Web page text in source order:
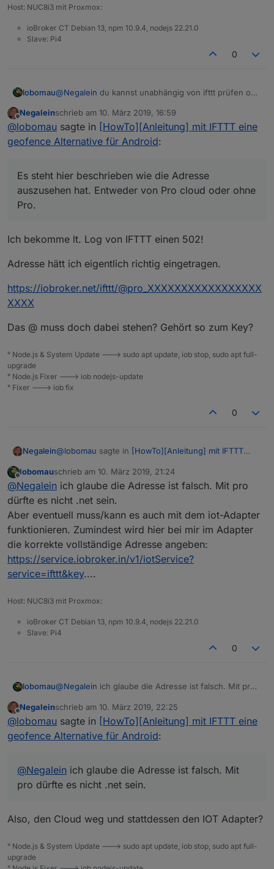
Hab ich irgendwo einen Fehler?
übertragen wird?
Danke
Host: NUC8i3 mit Proxmox:
ioBroker CT Debian 13, npm 10.9.4, nodejs 22.21.0
Slave: Pi4
0
lobomau@Negalein du kannst unabhängig von ifttt prüfen ob
Also einfach die Adresse in Browser eingeben und
schauen ob der Befehl ankommt, also ob im Objekt
von cloud.service sich was ändert.
Pro.
Offline
Negaleinschrieb am 10. März 2019, 16:59
zuletzt editiert von
@lobomau sagte in [HowTo][Anleitung] mit IFTTT eine
geofence Alternative für Android:
Es steht hier beschrieben wie die Adresse
auszusehen hat. Entweder von Pro cloud oder ohne
Pro.
Ich bekomme lt. Log von IFTTT einen 502!
Adresse hätt ich eigentlich richtig eingetragen.
https://iobroker.net/ifttt/@pro_XXXXXXXXXXXXXXXXX
XXXX
Das @ muss doch dabei stehen? Gehört so zum Key?
° Node.js & System Update ---> sudo apt update, iob stop, sudo apt full-
upgrade
° Node.js Fixer ---> iob nodejs-update
° Fixer ---> iob fix
0
Negalein@lobomau sagte in [HowTo][Anleitung] mit IFTTT
Es steht hier beschrieben wie die Adresse
auszusehen hat. Entweder von Pro cloud oder
ohne Pro.
Ich bekomme lt. Log von IFTTT einen 502!
Adresse hätt ich eigentlich richtig eingetragen.
https://iobroker.net/ifttt/@pro_XXXXXXXXXXXXXXXX
XXXXX
Das @ muss doch dabei stehen? Gehört so zum Key?
Offline
lobomauschrieb am 10. März 2019, 21:24
zuletzt editiert von
@Negalein ich glaube die Adresse ist falsch. Mit pro
dürfte es nicht .net sein.
Aber eventuell muss/kann es auch mit dem iot-Adapter
funktionieren. Zumindest wird hier bei mir im Adapter
die korrekte vollständige Adresse angeben:
https://service.iobroker.in/v1/iotService?
service=ifttt&key....
Host: NUC8i3 mit Proxmox:
ioBroker CT Debian 13, npm 10.9.4, nodejs 22.21.0
Slave: Pi4
0
lobomau@Negalein ich glaube die Adresse ist falsch. Mit pro
Aber eventuell muss/kann es auch mit dem iot-
Adapter funktionieren. Zumindest wird hier bei mir im
Adapter die korrekte vollständige Adresse angeben:
Offline
Negaleinschrieb am 10. März 2019, 22:25
zuletzt editiert von
@lobomau sagte in [HowTo][Anleitung] mit IFTTT eine
geofence Alternative für Android:
@Negalein ich glaube die Adresse ist falsch. Mit
pro dürfte es nicht .net sein.
Also, den Cloud weg und stattdessen den IOT Adapter?
° Node.js & System Update ---> sudo apt update, iob stop, sudo apt full-
upgrade